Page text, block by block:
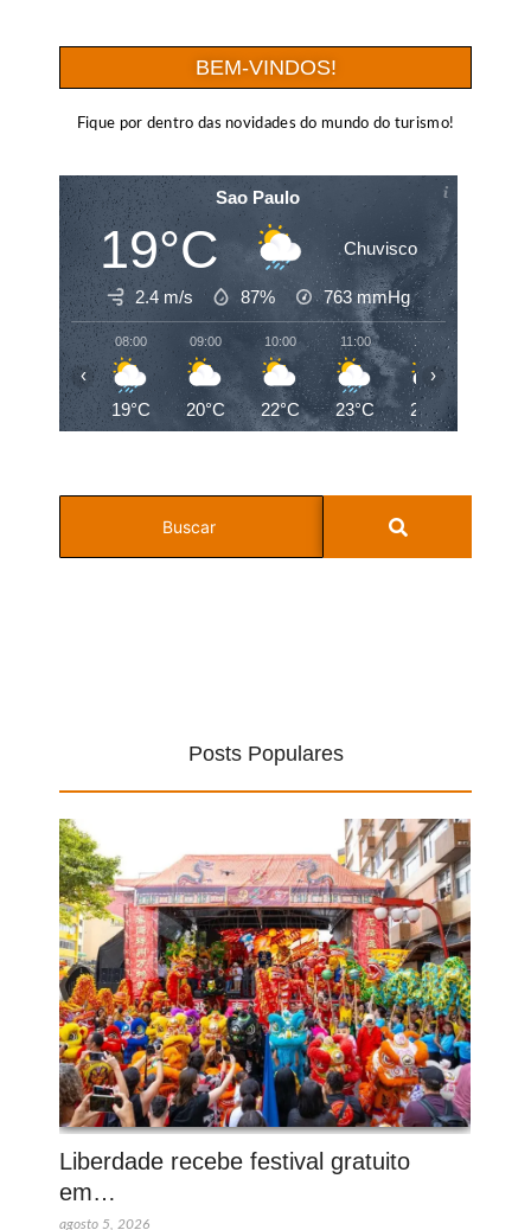
BEM-VINDOS!
Fique por dentro das novidades do mundo do turismo!
Sao Paulo
19°C Chuvisco
2.4 m/s 87% 763mmHg
08:00
19°C
09:00
20°C
10:00
22°C
11:00
23°C
12:00
24°C
‹ ›
Posts Populares
Liberdade recebe festival gratuito
em…
agosto 5, 2026